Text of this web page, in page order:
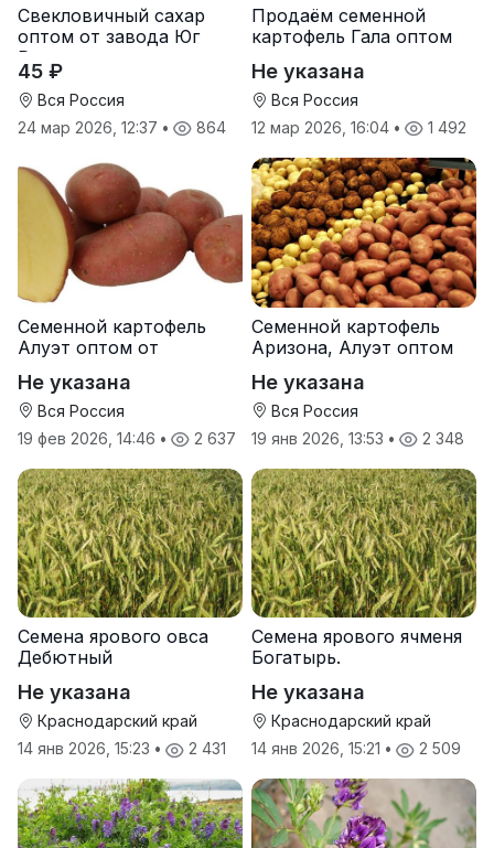
Свекловичный сахар
оптом от завода Юг
Руси
45 ₽
Вся Россия
24 мар 2026, 12:37 • 864
Продаём семенной
картофель Гала оптом
Не указана
Вся Россия
12 мар 2026, 16:04 • 1 492
Семенной картофель
Алуэт оптом от
Не указана
Вся Россия
19 фев 2026, 14:46 • 2 637
Семенной картофель
Аризона, Алуэт оптом
Не указана
Вся Россия
19 янв 2026, 13:53 • 2 348
Семена ярового овса
Дебютный
Не указана
Краснодарский край
14 янв 2026, 15:23 • 2 431
Семена ярового ячменя
Богатырь.
Не указана
Краснодарский край
14 янв 2026, 15:21 • 2 509